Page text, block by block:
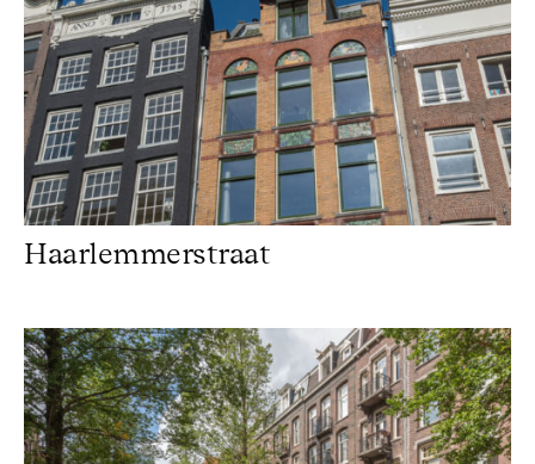
Haarlemmerstraat
Frans van Mierisstraat